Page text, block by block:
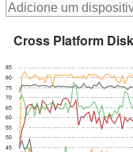
Cross Platform
45
50
55
60
65
70
75
80
85